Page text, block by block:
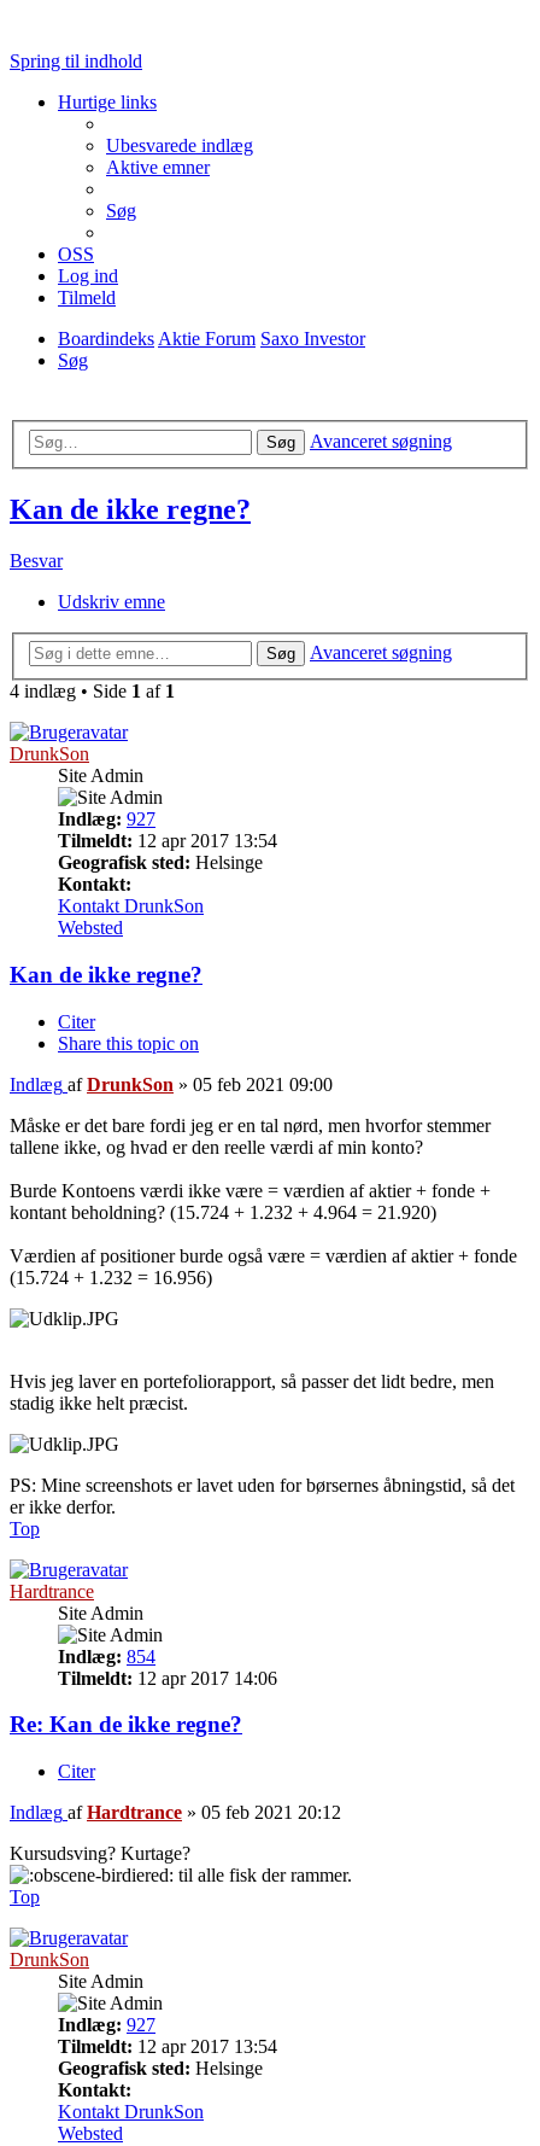
Spring til indhold
Hurtige links
Ubesvarede indlæg
Aktive emner
Søg
OSS
Log ind
Tilmeld
Boardindeks Aktie Forum Saxo Investor
Søg
Søg Avanceret søgning
Kan de ikke regne?
Besvar
Udskriv emne
Søg
Avanceret søgning
4 indlæg • Side 1 af 1
DrunkSon
Site Admin
Indlæg: 927
Tilmeldt: 12 apr 2017 13:54
Geografisk sted: Helsinge
Kontakt:
Kontakt DrunkSon
Websted
Kan de ikke regne?
Citer
Share this topic on
Indlæg afDrunkSon » 05 feb 2021 09:00
Måske er det bare fordi jeg er en tal nørd, men hvorfor stemmer
tallene ikke, og hvad er den reelle værdi af min konto?
Burde Kontoens værdi ikke være = værdien af aktier + fonde +
kontant beholdning? (15.724 + 1.232 + 4.964 = 21.920)
Værdien af positioner burde også være = værdien af aktier + fonde
(15.724 + 1.232 = 16.956)
Hvis jeg laver en portefoliorapport, så passer det lidt bedre, men
stadig ikke helt præcist.
PS: Mine screenshots er lavet uden for børsernes åbningstid, så det
er ikke derfor.
Top
Hardtrance
Site Admin
Indlæg: 854
Tilmeldt: 12 apr 2017 14:06
Re: Kan de ikke regne?
Citer
Indlæg afHardtrance » 05 feb 2021 20:12
Kursudsving? Kurtage?
til alle fisk der rammer.
Top
DrunkSon
Site Admin
Indlæg: 927
Tilmeldt: 12 apr 2017 13:54
Geografisk sted: Helsinge
Kontakt:
Kontakt DrunkSon
Websted